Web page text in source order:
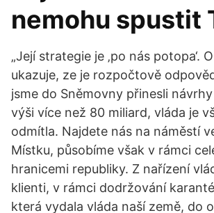
nemohu spustit
„Její strategie je ‚po nás potopa‘.
ukazuje, ze je rozpočtově
jsme do Sněmovny přinesli
výši více než 80 miliard, vláda je
odmítla. Najdete nás na náměstí
Místku, působíme však v rámci
hranicemi republiky. Z nařízení
klienti, v rámci dodržování
která vydala vláda naší země, do